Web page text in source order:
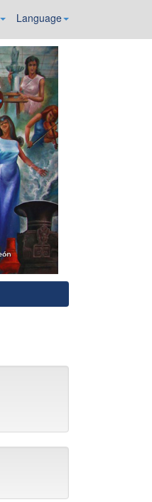
Language